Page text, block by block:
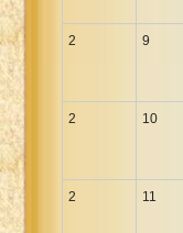
2 9
2 10
2 11